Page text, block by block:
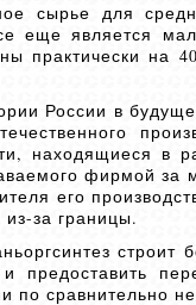
сырье для
еще является
практически на
России в
находящиеся в
фирмой
его
за границы.
предоставить
по сравнительно